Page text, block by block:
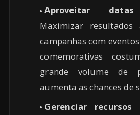
Aproveitar datas
Maximizar
campanhas com
comemorativas
grande volume de
aumenta as chances de
Gerenciar recursos